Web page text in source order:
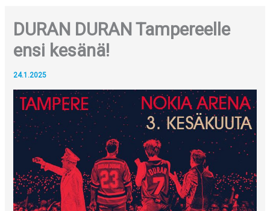
DURAN DURAN Tampereelle
ensi kesänä!
24.1.2025